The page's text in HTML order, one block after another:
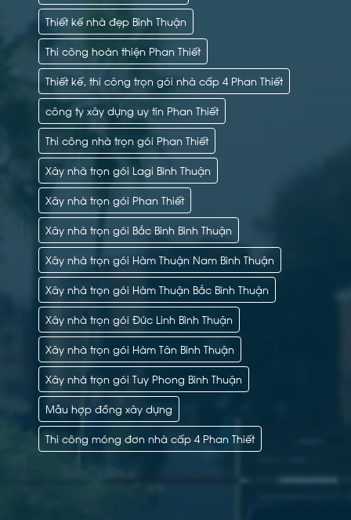
Thiết kế nhà đẹp Bình Thuận
Thi công hoàn thiện Phan Thiết
Thiết kế, thi công trọn gói nhà cấp 4 Phan Thiết
công ty xây dựng uy tín Phan Thiết
Thi công nhà trọn gói Phan Thiết
Xây nhà trọn gói Lagi Bình Thuận
Xây nhà trọn gói Phan Thiết
Xây nhà trọn gói Bắc Bình Bình Thuận
Xây nhà trọn gói Hàm Thuận Nam Bình Thuận
Xây nhà trọn gói Hàm Thuận Bắc Bình Thuận
Xây nhà trọn gói Đức Linh Bình Thuận
Xây nhà trọn gói Hàm Tân Bình Thuận
Xây nhà trọn gói Tuy Phong Bình Thuận
Mẫu hợp đồng xây dựng
Thi công móng đơn nhà cấp 4 Phan Thiết